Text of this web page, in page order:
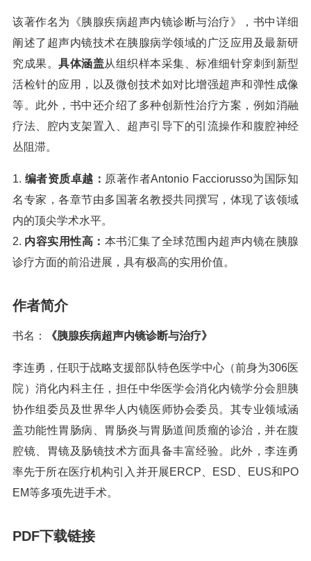
该著作名为《胰腺疾病超声内镜诊断与治疗》，书中详细
阐述了超声内镜技术在胰腺病学领域的广泛应用及最新研
究成果。 具体涵盖从组织样本采集、标准细针穿刺到新型
活检针的应用，以及微创技术如对比增强超声和弹性成像
等。此外，书中还介绍了多种创新性治疗方案，例如消融
疗法、腔内支架置入、超声引导下的引流操作和腹腔神经
丛阻滞。
1. 编者资质卓越： 原著作者Antonio Facciorusso为国际知
名专家，各章节由多国著名教授共同撰写，体现了该领域
内的顶尖学术水平。
2. 内容实用性高： 本书汇集了全球范围内超声内镜在胰腺
诊疗方面的前沿进展，具有极高的实用价值。
作者简介
书名： 《胰腺疾病超声内镜诊断与治疗》
李连勇，任职于战略支援部队特色医学中心（前身为306医
院）消化内科主任，担任中华医学会消化内镜学分会胆胰
协作组委员及世界华人内镜医师协会委员。其专业领域涵
盖功能性胃肠病、胃肠炎与胃肠道间质瘤的诊治，并在腹
腔镜、胃镜及肠镜技术方面具备丰富经验。此外，李连勇
率先于所在医疗机构引入并开展ERCP、ESD、EUS和PO
EM等多项先进手术。
PDF下载链接